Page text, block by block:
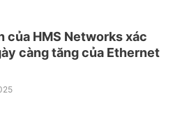
của HMS Networks xác
càng tăng của Ethernet